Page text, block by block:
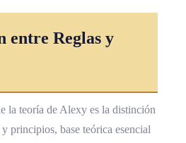
entre Reglas y
la teoría de Alexy es la distinción
principios, base teórica esencial